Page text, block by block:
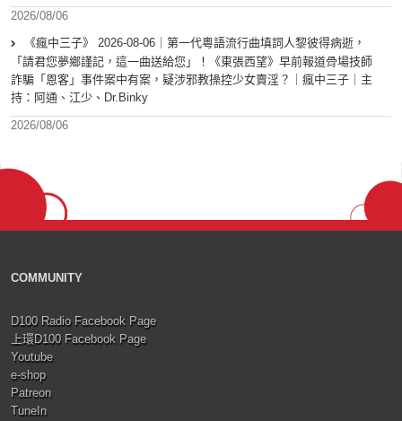
2026/08/06
《瘋中三子》 2026-08-06｜第一代粵語流行曲填詞人黎彼得病逝，
「請君您夢鄉謹記，這一曲送給您」！《東張西望》早前報道骨場技師
詐騙「恩客」事件案中有案，疑涉邪教操控少女賣淫？｜瘋中三子｜主
持：阿通、江少、Dr.Binky
2026/08/06
COMMUNITY
D100 Radio Facebook Page
上環D100 Facebook Page
Youtube
e-shop
Patreon
TuneIn